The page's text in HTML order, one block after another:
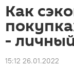
Как
-
15:12 26.01.2022